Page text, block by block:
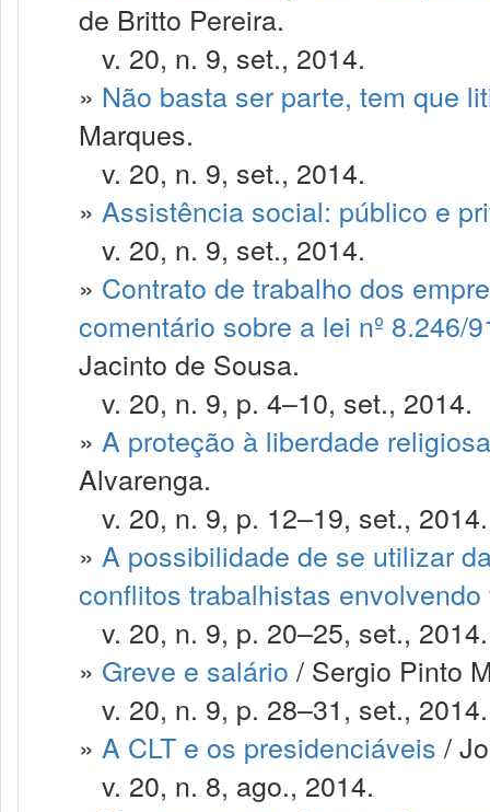
de Britto Pereira.
v. 20, n. 9, set., 2014.
» Não basta ser parte, tem que
Marques.
v. 20, n. 9, set., 2014.
» Assistência social: público e
v. 20, n. 9, set., 2014.
» Contrato de trabalho dos
comentário sobre a lei nº 8.246/
Jacinto de Sousa.
v. 20, n. 9, p. 4–10, set., 2014.
» A proteção à liberdade
Alvarenga.
v. 20, n. 9, p. 12–19, set., 2014.
» A possibilidade de se utilizar
conflitos trabalhistas
v. 20, n. 9, p. 20–25, set., 2014.
» Greve e salário / Sergio Pinto
v. 20, n. 9, p. 28–31, set., 2014.
» A CLT e os presidenciáveis /
v. 20, n. 8, ago., 2014.